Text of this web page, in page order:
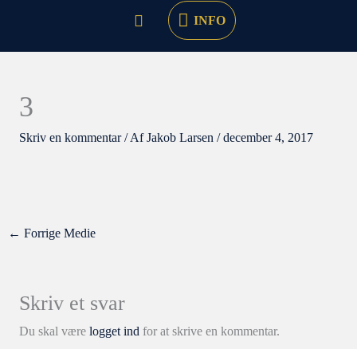
INFO
3
Skriv en kommentar / AfJakob Larsen /december 4, 2017
← Forrige Medie
Skriv et svar
Du skal være logget indfor at skrive en kommentar.